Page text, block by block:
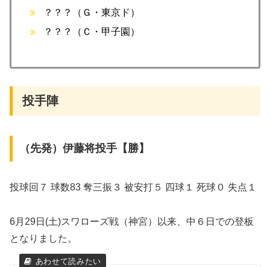
？？？（Ｇ・東京ド）
？？？（Ｃ・甲子園）
投手陣
（先発）伊藤将投手【勝】
投球回７ 球数83 奪三振３ 被安打５ 四球１ 死球０ 失点１
6月29日(土)スワローズ戦（神宮）以来、中６日での登板
となりました。